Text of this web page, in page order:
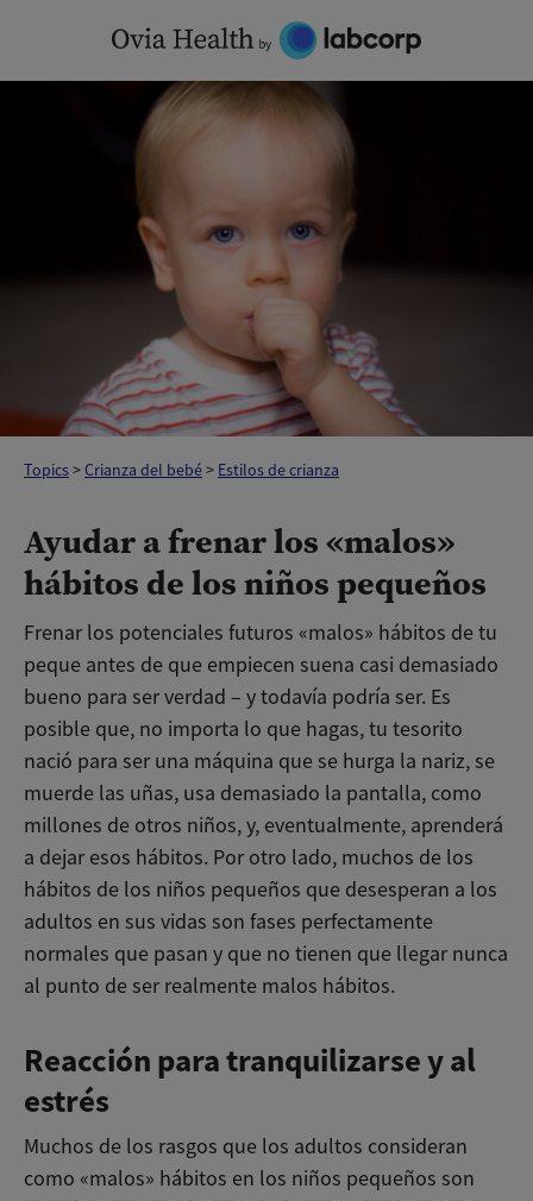
content
Topics>Crianza del bebé> Estilos de crianza
Ayudar a frenar los «malos»
hábitos de los niños pequeños
Frenar los potenciales futuros «malos» hábitos de tu
peque antes de que empiecen suena casi demasiado
bueno para ser verdad – y todavía podría ser. Es
posible que, no importa lo que hagas, tu tesorito
nació para ser una máquina que se hurga la nariz, se
muerde las uñas, usa demasiado la pantalla, como
millones de otros niños, y, eventualmente, aprenderá
a dejar esos hábitos. Por otro lado, muchos de los
hábitos de los niños pequeños que desesperan a los
adultos en sus vidas son fases perfectamente
normales que pasan y que no tienen que llegar nunca
al punto de ser realmente malos hábitos.
Reacción para tranquilizarse y al
estrés
Muchos de los rasgos que los adultos consideran
como «malos» hábitos en los niños pequeños son